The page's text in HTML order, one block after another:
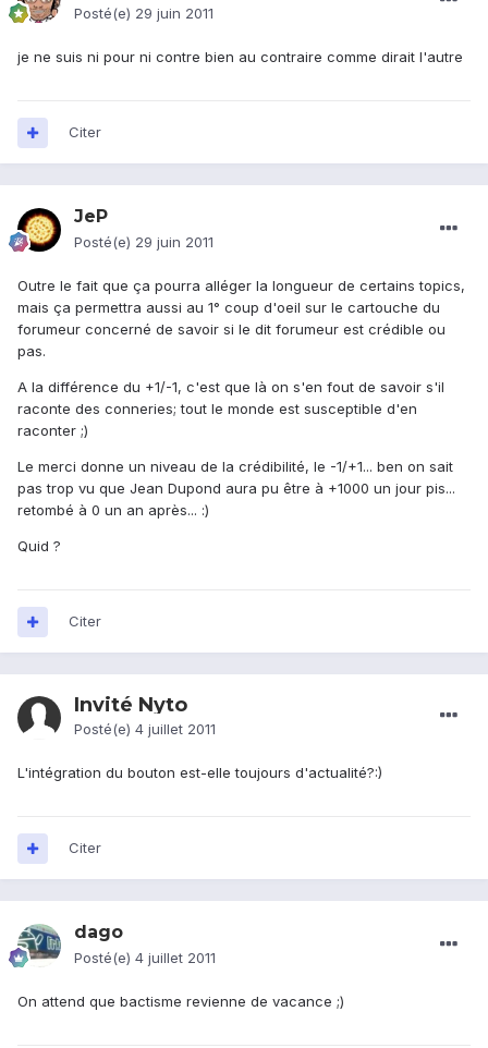
Posté(e) 29 juin 2011
je ne suis ni pour ni contre bien au contraire comme dirait l'autre
Citer
JeP
Posté(e) 29 juin 2011
Outre le fait que ça pourra alléger la longueur de certains topics,
mais ça permettra aussi au 1° coup d'oeil sur le cartouche du
forumeur concerné de savoir si le dit forumeur est crédible ou
pas.
A la différence du +1/-1, c'est que là on s'en fout de savoir s'il
raconte des conneries; tout le monde est susceptible d'en
raconter ;)
Le merci donne un niveau de la crédibilité, le -1/+1... ben on sait
pas trop vu que Jean Dupond aura pu être à +1000 un jour pis...
retombé à 0 un an après... :)
Quid ?
Citer
Invité Nyto
Posté(e) 4 juillet 2011
L'intégration du bouton est-elle toujours d'actualité?:)
Citer
dago
Posté(e) 4 juillet 2011
On attend que bactisme revienne de vacance ;)